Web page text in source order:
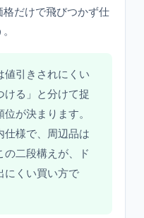
だけで飛びつかず仕
値引きされにくい
ける」と分けて捉
が決まります。
仕様で、周辺品は
二段構えが、ド
にくい買い方で